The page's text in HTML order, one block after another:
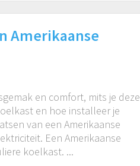
Amerikaanse
en comfort, mits je deze
en hoe installeer je
van een Amerikaanse
Een Amerikaanse
koelkast. ...